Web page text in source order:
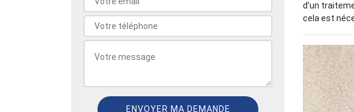
d’un
cela est